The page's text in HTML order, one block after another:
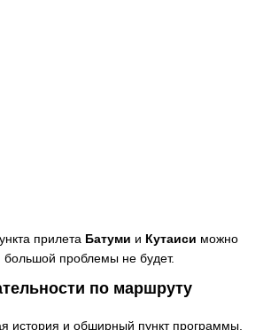
прилета Батуми и Кутаиси можно
проблемы не будет.
по маршруту
история и обширный пункт программы,